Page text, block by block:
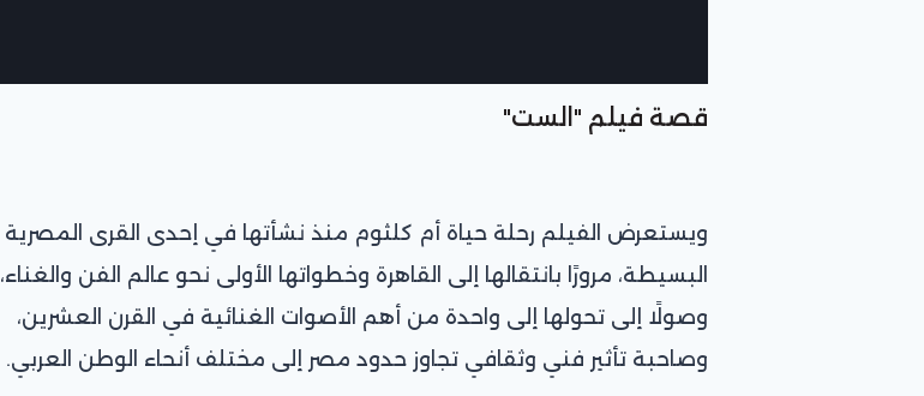
قصة فيلم "الست"
ويستعرض الفيلم رحلة حياة أم كلثوم منذ نشأتها في إحدى القرى المصرية
البسيطة، مرورًا بانتقالها إلى القاهرة وخطواتها الأولى نحو عالم الفن والغناء،
وصولًا إلى تحولها إلى واحدة من أهم الأصوات الغنائية في القرن العشرين،
وصاحبة تأثير فني وثقافي تجاوز حدود مصر إلى مختلف أنحاء الوطن العربي.